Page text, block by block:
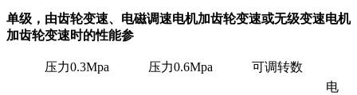
单级，由齿轮变速、电磁调速电机加齿轮变速或无级变速电机
加齿轮变速时的性能参
压力0.3Mpa 压力0.6Mpa 可调转数
电